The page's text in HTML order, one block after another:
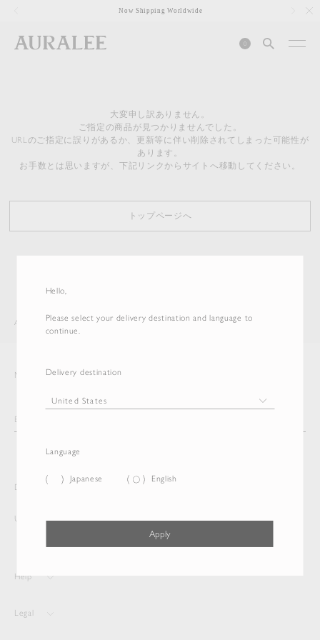
Hello,
Please select your delivery destination and language to
continue.
Delivery destination
Language
Japanese English
Apply
Now Shipping Worldwide
0
大変申し訳ありません。
ご指定の商品が見つかりませんでした。
URLのご指定に誤りがあるか、更新等に伴い削除されてしまった可能性が
あります。
お手数とは思いますが、下記リンクからサイトへ移動してください。
トップページへ
AURALEE ITEM
Newsletter
Delivery destination and Language
United States English
Help
Legal